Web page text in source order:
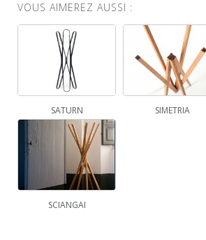
VOUS AIMEREZ AUSSI :
SATURN SIMETRIA
SCIANGAI